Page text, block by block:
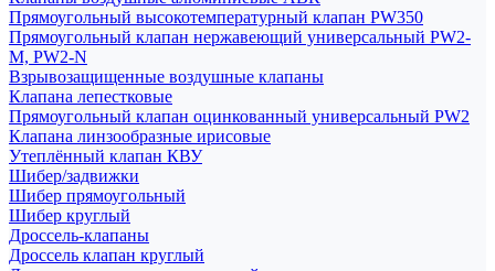
Прямоугольный высокотемпературный клапан PW350
Прямоугольный клапан нержавеющий универсальный PW2-
M, PW2-N
Взрывозащищенные воздушные клапаны
Клапана лепестковые
Прямоугольный клапан оцинкованный универсальный PW2
Клапана линзообразные ирисовые
Утеплённый клапан КВУ
Шибер/задвижки
Шибер прямоугольный
Шибер круглый
Дроссель-клапаны
Дроссель клапан круглый